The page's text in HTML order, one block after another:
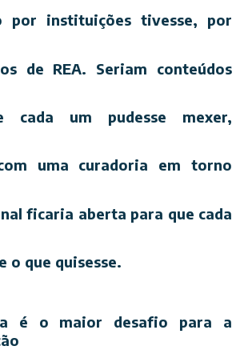
por instituições tivesse, por
de REA. Seriam conteúdos
cada um pudesse mexer,
uma curadoria em torno
ficaria aberta para que cada
o que quisesse.
é o maior desafio para a